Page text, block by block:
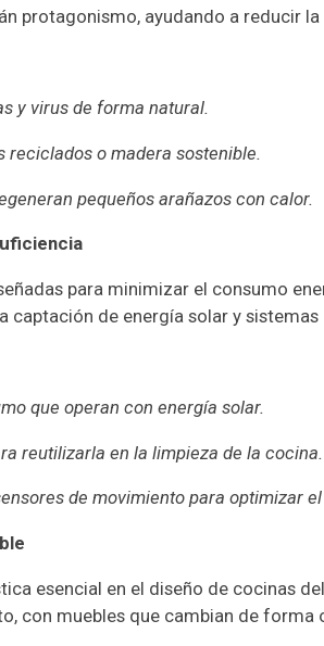
protagonismo, ayudando a reducir
y virus de forma natural.
o madera sostenible.
pequeños arañazos con calor.
para minimizar el consumo
de energía solar y
que operan con energía solar.
reutilizarla en la limpieza de la cocina.
de movimiento para optimizar
esencial en el diseño de cocinas
con muebles que cambian de